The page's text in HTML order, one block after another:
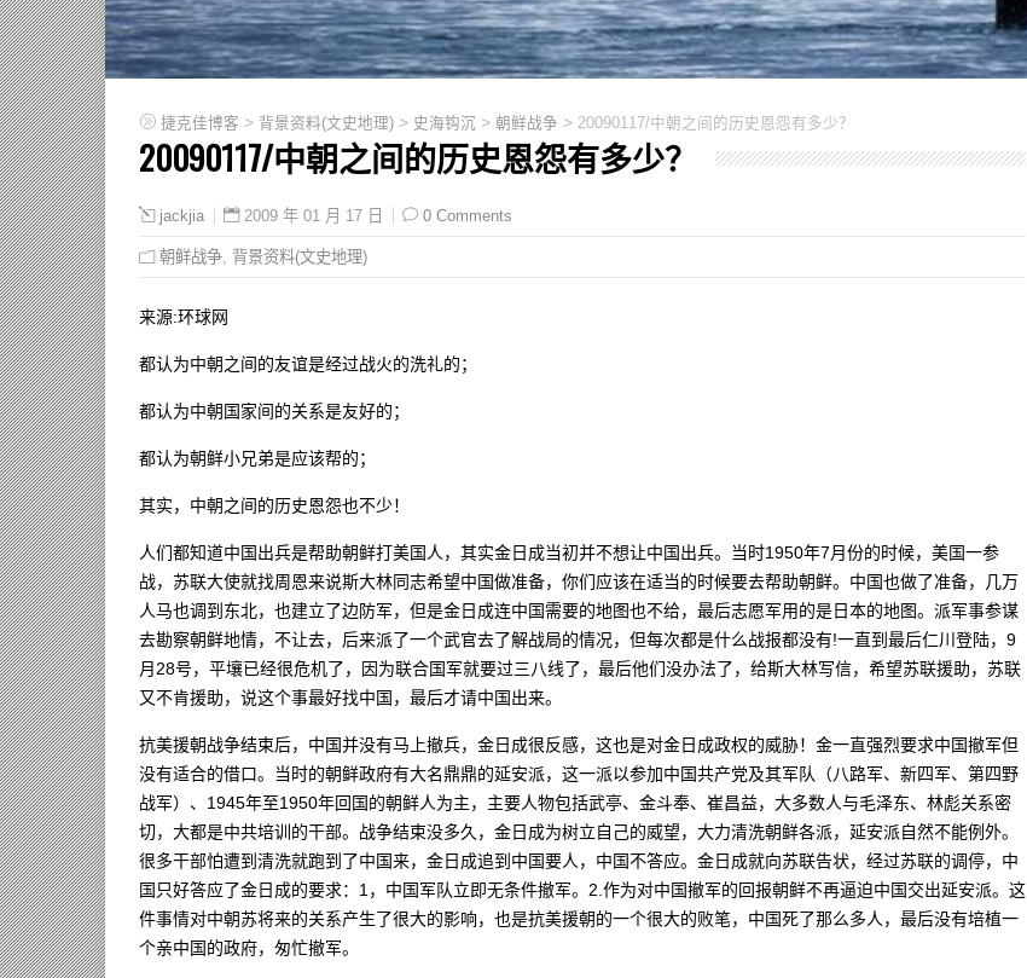
捷克佳博客 > 背景资料(文史地理) > 史海钩沉 > 朝鲜战争 > 20090117/中朝之间的历史恩怨有多少？
20090117/中朝之间的历史恩怨有多少？
jackjia 2009 年 01 月 17 日 0 Comments
朝鲜战争 背景资料(文史地理)
来源:环球网
都认为中朝之间的友谊是经过战火的洗礼的；
都认为中朝国家间的关系是友好的；
都认为朝鲜小兄弟是应该帮的；
其实，中朝之间的历史恩怨也不少！
人们都知道中国出兵是帮助朝鲜打美国人，其实金日成当初并不想让中国出兵。当时1950年7月份的时候，美国一参
战，苏联大使就找周恩来说斯大林同志希望中国做准备，你们应该在适当的时候要去帮助朝鲜。中国也做了准备，几万
人马也调到东北，也建立了边防军，但是金日成连中国需要的地图也不给，最后志愿军用的是日本的地图。派军事参谋
去勘察朝鲜地情，不让去，后来派了一个武官去了解战局的情况，但每次都是什么战报都没有!一直到最后仁川登陆，9
月28号，平壤已经很危机了，因为联合国军就要过三八线了，最后他们没办法了，给斯大林写信，希望苏联援助，苏联
又不肯援助，说这个事最好找中国，最后才请中国出来。
抗美援朝战争结束后，中国并没有马上撤兵，金日成很反感，这也是对金日成政权的威胁！金一直强烈要求中国撤军但
没有适合的借口。当时的朝鲜政府有大名鼎鼎的延安派，这一派以参加中国共产党及其军队（八路军、新四军、第四野
战军）、1945年至1950年回国的朝鲜人为主，主要人物包括武亭、金斗奉、崔昌益，大多数人与毛泽东、林彪关系密
切，大都是中共培训的干部。战争结束没多久，金日成为树立自己的威望，大力清洗朝鲜各派，延安派自然不能例外。
很多干部怕遭到清洗就跑到了中国来，金日成追到中国要人，中国不答应。金日成就向苏联告状，经过苏联的调停，中
国只好答应了金日成的要求：1，中国军队立即无条件撤军。2.作为对中国撤军的回报朝鲜不再逼迫中国交出延安派。这
件事情对中朝苏将来的关系产生了很大的影响，也是抗美援朝的一个很大的败笔，中国死了那么多人，最后没有培植一
个亲中国的政府，匆忙撤军。